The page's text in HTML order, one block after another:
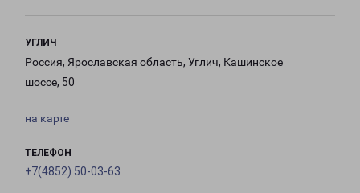
УГЛИЧ
Россия, Ярославская область, Углич, Кашинское
шоссе, 50
на карте
ТЕЛЕФОН
+7(4852) 50-03-63